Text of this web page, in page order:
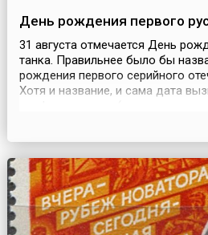
День рождения первого
31 августа отмечается День
танка. Правильнее было бы
рождения первого серийного
Хотя и название, и сама дата